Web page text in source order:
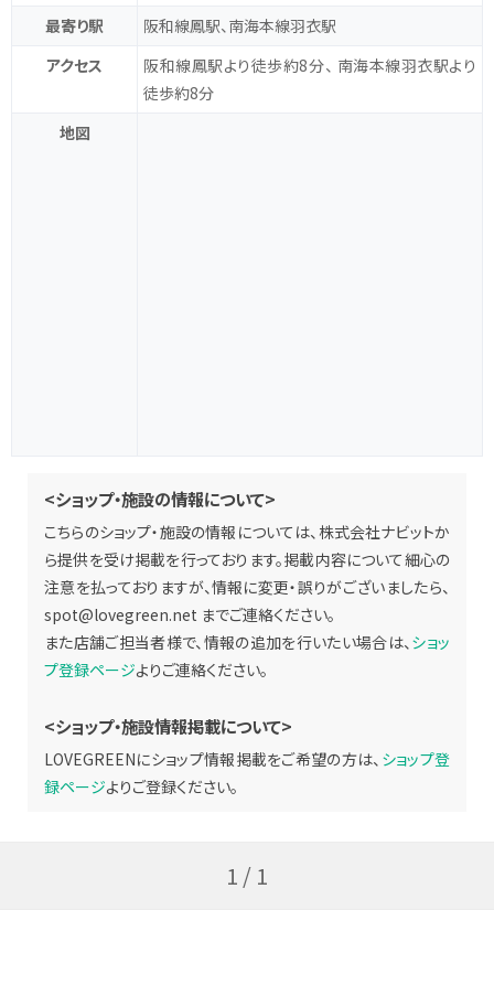
最寄り駅
阪和線鳳駅、南海本線羽衣駅
アクセス
阪和線鳳駅より徒歩約8分、 南海本線羽衣駅より
徒歩約8分
地図
<ショップ・施設の情報について>
こちらのショップ・施設の情報については、株式会社ナビットか
ら提供を受け掲載を行っております。掲載内容について細心の
注意を払っておりますが、情報に変更・誤りがございましたら、
spot@lovegreen.net までご連絡ください。
また店舗ご担当者様で、情報の追加を行いたい場合は、ショッ
プ登録ページよりご連絡ください。
<ショップ・施設情報掲載について>
LOVEGREENにショップ情報掲載をご希望の方は、 ショップ登
録ページよりご登録ください。
1 / 1